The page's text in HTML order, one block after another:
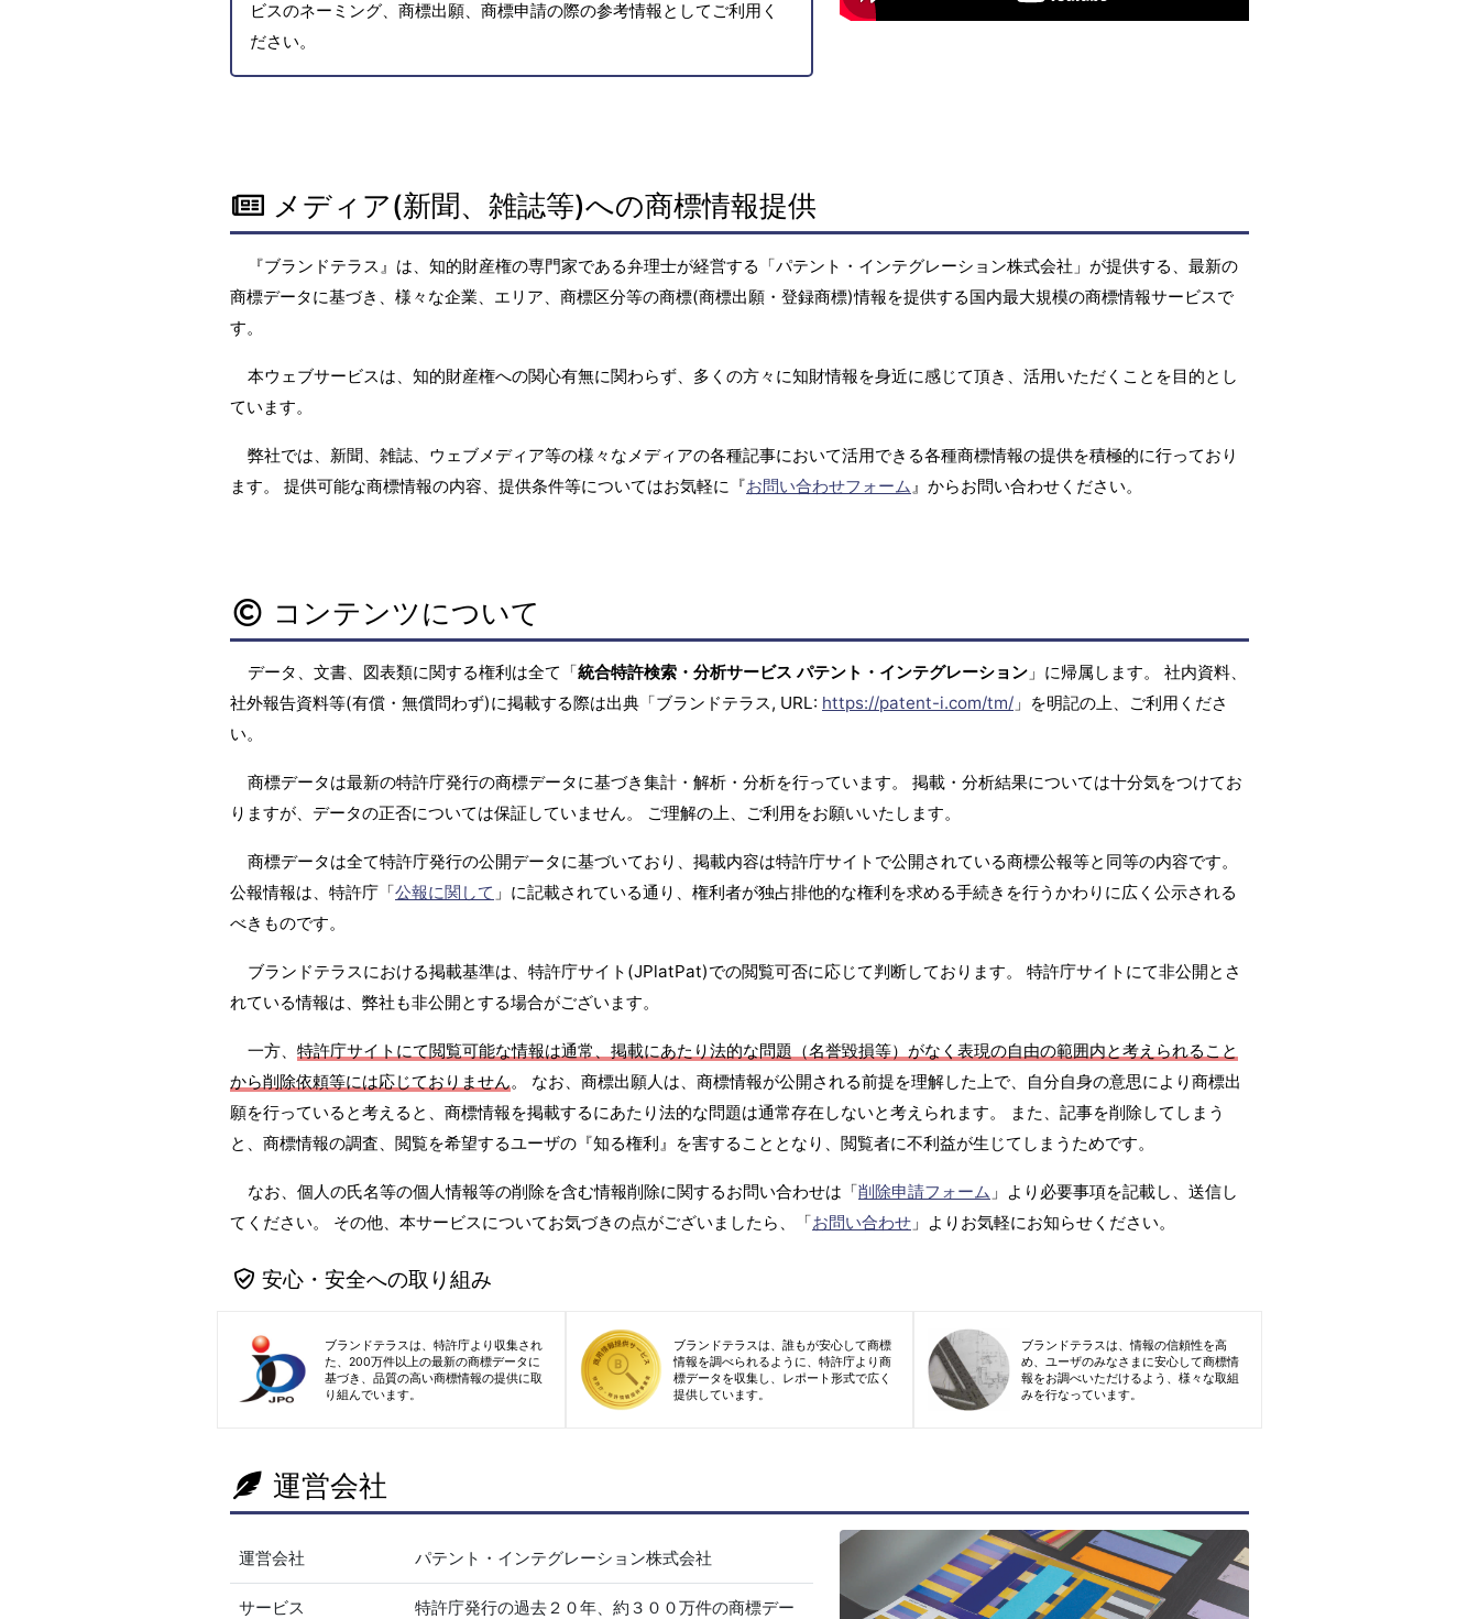
ビスのネーミング、商標出願、商標申請の際の参考情報としてご利用く
ださい。
メディア(新聞、雑誌等)への商標情報提供
『ブランドテラス』は、知的財産権の専門家である弁理士が経営する「パテント・インテグレーション株式会社」が提供する、最新の
商標データに基づき、様々な企業、エリア、商標区分等の商標(商標出願・登録商標)情報を提供する国内最大規模の商標情報サービスで
す。
本ウェブサービスは、知的財産権への関心有無に関わらず、多くの方々に知財情報を身近に感じて頂き、活用いただくことを目的とし
ています。
弊社では、新聞、雑誌、ウェブメディア等の様々なメディアの各種記事において活用できる各種商標情報の提供を積極的に行っており
ます。 提供可能な商標情報の内容、提供条件等についてはお気軽に『お問い合わせフォーム 』からお問い合わせください。
コンテンツについて
データ、文書、図表類に関する権利は全て「統合特許検索・分析サービス パテント・インテグレーション 」に帰属します。 社内資料、
社外報告資料等(有償・無償問わず)に掲載する際は出典「ブランドテラス, URL: https://patent-i.com/tm/ 」を明記の上、ご利用くださ
い。
商標データは最新の特許庁発行の商標データに基づき集計・解析・分析を行っています。 掲載・分析結果については十分気をつけてお
りますが、データの正否については保証していません。 ご理解の上、ご利用をお願いいたします。
商標データは全て特許庁発行の公開データに基づいており、掲載内容は特許庁サイトで公開されている商標公報等と同等の内容です。
公報情報は、特許庁「公報に関して 」に記載されている通り、権利者が独占排他的な権利を求める手続きを行うかわりに広く公示される
べきものです。
ブランドテラスにおける掲載基準は、特許庁サイト(JPlatPat)での閲覧可否に応じて判断しております。 特許庁サイトにて非公開とさ
れている情報は、弊社も非公開とする場合がございます。
一方、 特許庁サイトにて閲覧可能な情報は通常、掲載にあたり法的な問題（名誉毀損等）がなく表現の自由の範囲内と考えられること
から削除依頼等には応じておりません。 なお、商標出願人は、商標情報が公開される前提を理解した上で、自分自身の意思により商標出
願を行っていると考えると、商標情報を掲載するにあたり法的な問題は通常存在しないと考えられます。 また、記事を削除してしまう
と、商標情報の調査、閲覧を希望するユーザの『知る権利』を害することとなり、閲覧者に不利益が生じてしまうためです。
なお、個人の氏名等の個人情報等の削除を含む情報削除に関するお問い合わせは「削除申請フォーム 」より必要事項を記載し、送信し
てください。 その他、本サービスについてお気づきの点がございましたら、「お問い合わせ 」よりお気軽にお知らせください。
安心・安全への取り組み
ブランドテラスは、特許庁より収集され
た、200万件以上の最新の商標データに
基づき、品質の高い商標情報の提供に取
り組んでいます。
ブランドテラスは、誰もが安心して商標
情報を調べられるように、特許庁より商
標データを収集し、レポート形式で広く
提供しています。
ブランドテラスは、情報の信頼性を高
め、ユーザのみなさまに安心して商標情
報をお調べいただけるよう、様々な取組
みを行なっています。
運営会社
運営会社 パテント・インテグレーション株式会社
サービス 特許庁発行の過去２０年、約３００万件の商標デー